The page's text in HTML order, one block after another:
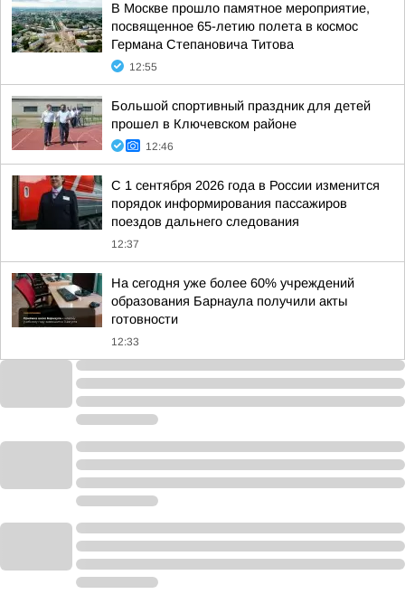
В Москве прошло памятное мероприятие,
посвященное 65-летию полета в космос
Германа Степановича Титова
12:55
Большой спортивный праздник для детей
прошел в Ключевском районе
12:46
С 1 сентября 2026 года в России изменится
порядок информирования пассажиров
поездов дальнего следования
12:37
На сегодня уже более 60% учреждений
образования Барнаула получили акты
готовности
12:33